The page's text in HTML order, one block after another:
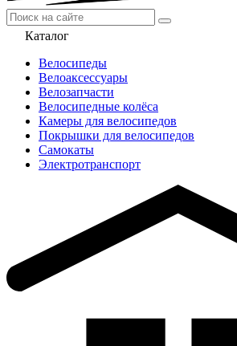
Каталог
Велосипеды
Велоаксессуары
Велозапчасти
Велосипедные колёса
Камеры для велосипедов
Покрышки для велосипедов
Самокаты
Электротранспорт